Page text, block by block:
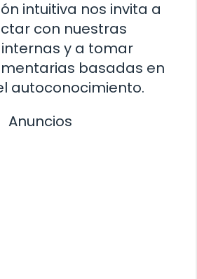
intuitiva nos invita a
con nuestras
y a tomar
basadas en
autoconocimiento.
Anuncios